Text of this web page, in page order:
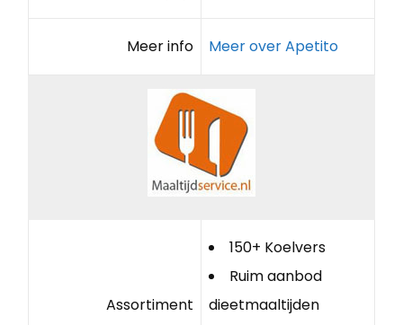
Meer info Meer over Apetito
Assortiment
150+ Koelvers
Ruim aanbod
dieetmaaltijden